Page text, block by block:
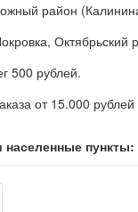
район
Октябрьский
500 рублей.
от 15.000 рублей
пункты: